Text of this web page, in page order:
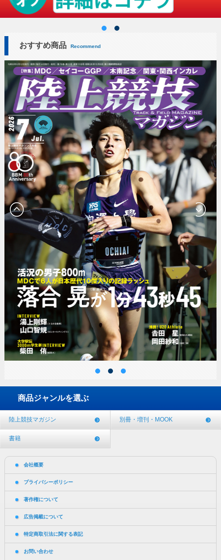
おすすめ商品 Recommend
商品ジャンルを選ぶ
陸上競技マガジン 別冊・増刊・MOOK
書籍
会社概要
プライバシーポリシー
著作権について
広告掲載について
特定商取引法に関する表記
お問い合わせ